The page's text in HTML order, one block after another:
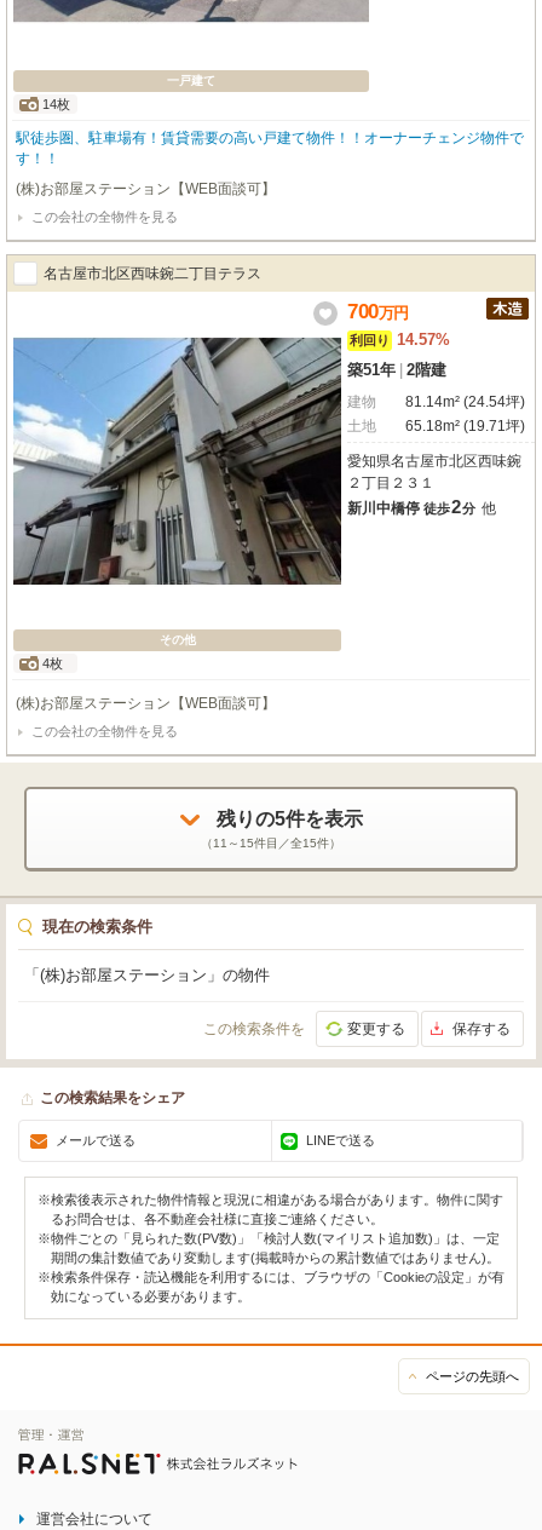
一戸建て
14枚
駅徒歩圏、駐車場有！賃貸需要の高い戸建て物件！！オーナーチェンジ物件で
す！！
(株)お部屋ステーション【WEB面談可】
この会社の全物件を見る
名古屋市北区西味鋺二丁目テラス
その他
4枚
700万円
利回り
14.57%
築51年 2階建
建物
81.14m² (24.54坪)
土地
65.18m² (19.71坪)
愛知県名古屋市北区西味鋺
２丁目２３１
新川中橋停 徒歩2分 他
(株)お部屋ステーション【WEB面談可】
この会社の全物件を見る
残りの5件を表示
（11～15件目／全15件）
現在の検索条件
「(株)お部屋ステーション」の物件
この検索条件を 変更する 保存する
この検索結果をシェア
メールで送る LINEで送る
※検索後表示された物件情報と現況に相違がある場合があります。物件に関す
るお問合せは、各不動産会社様に直接ご連絡ください。
※物件ごとの「見られた数(PV数)」「検討人数(マイリスト追加数)」は、一定
期間の集計数値であり変動します(掲載時からの累計数値ではありません)。
※検索条件保存・読込機能を利用するには、ブラウザの「Cookieの設定」が有
効になっている必要があります。
ページの先頭へ
運営会社について